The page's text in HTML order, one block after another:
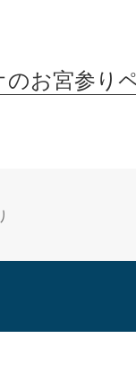
お宮参り